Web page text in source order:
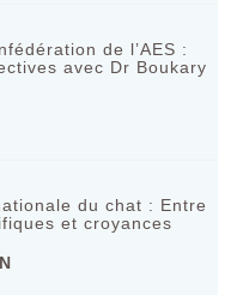
de l’AES :
avec Dr Boukary
du chat : Entre
et croyances